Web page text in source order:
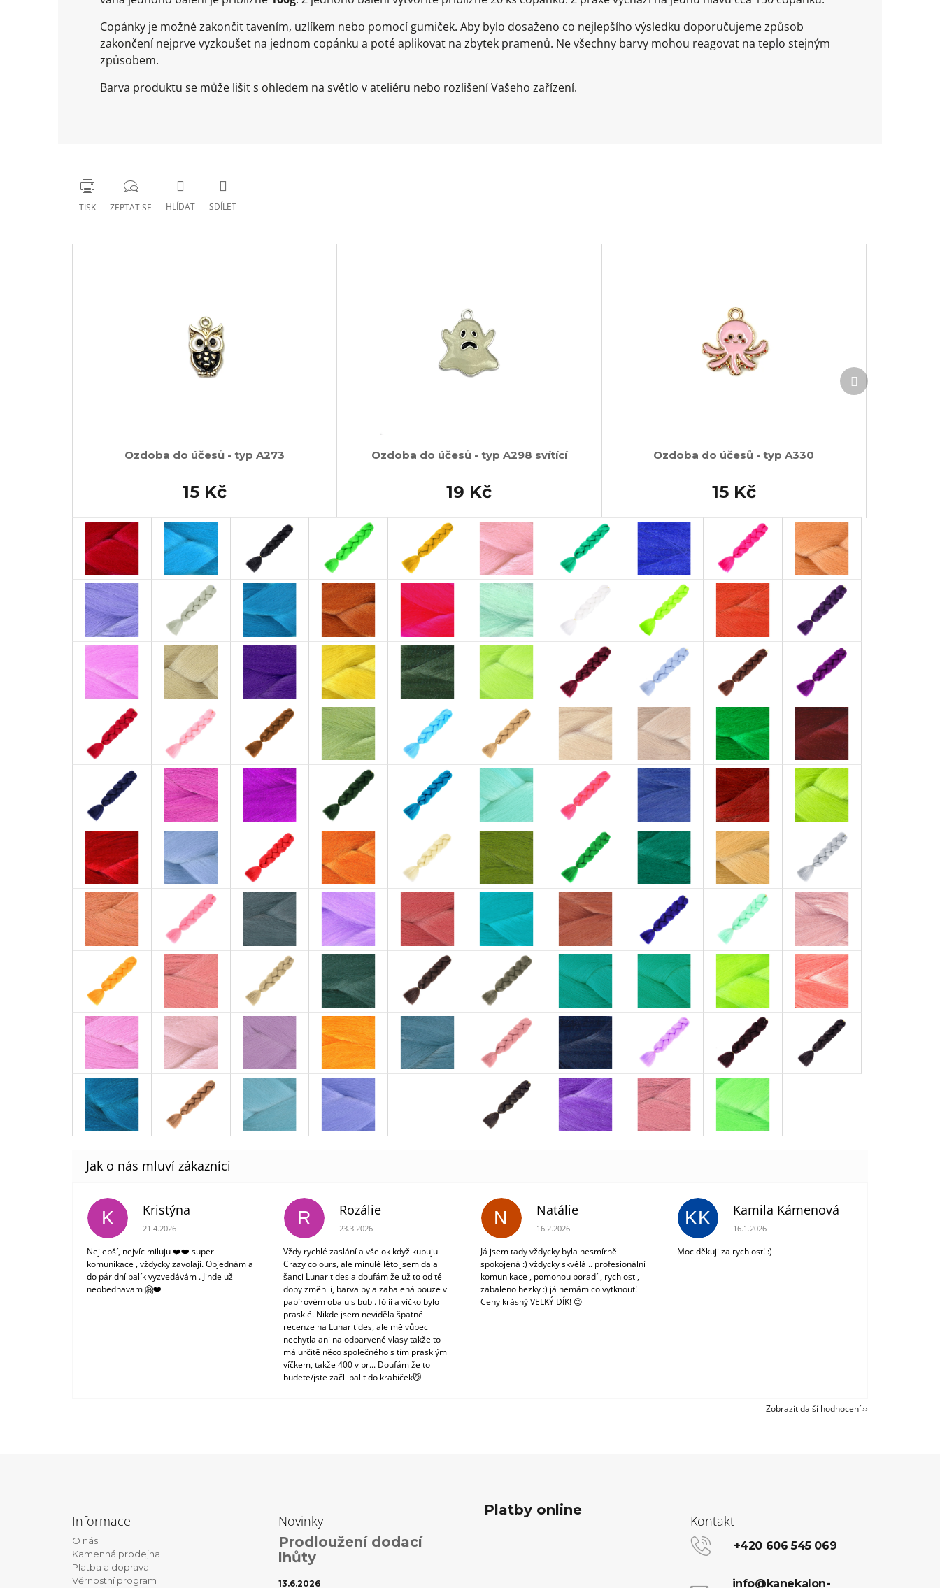
Copánky je možné zakončit tavením, uzlíkem nebo pomocí gumiček. Aby bylo dosaženo co nejlepšího výsledku doporučujeme způsob
zakončení nejprve vyzkoušet na jednom copánku a poté aplikovat na zbytek pramenů. Ne všechny barvy mohou reagovat na teplo stejným
způsobem.
Barva produktu se může lišit s ohledem na světlo v ateliéru nebo rozlišení Vašeho zařízení.
TISK ZEPTAT SE HLÍDAT SDÍLET
Ozdoba do účesů - typ A273
15 Kč
Ozdoba do účesů - typ A298 svítící
19 Kč
Ozdoba do účesů - typ A330
15 Kč
Další
produkt
K Kristýna
Hodnocení obchodu je 5 z 5 hvězdiček.
21.4.2026
Nejlepší, nejvíc miluju ❤️❤️ super
komunikace , vždycky zavolají. Objednám a
do pár dní balík vyzvedávám . Jinde už
neobednavam 🤗❤️
R Rozálie
Hodnocení obchodu je 3 z 5 hvězdiček.
23.3.2026
Vždy rychlé zaslání a vše ok když kupuju
Crazy colours, ale minulé léto jsem dala
šanci Lunar tides a doufám že už to od té
doby změnili, barva byla zabalená pouze v
papírovém obalu s bubl. fólii a víčko bylo
prasklé. Nikde jsem neviděla špatné
recenze na Lunar tides, ale mě vůbec
nechytla ani na odbarvené vlasy takže to
má určitě něco společného s tím prasklým
víčkem, takže 400 v pr... Doufám že to
budete/jste začli balit do krabiček😼
N Natálie
Hodnocení obchodu je 5 z 5 hvězdiček.
16.2.2026
Já jsem tady vždycky byla nesmírně
spokojená :) vždycky skvělá .. profesionální
komunikace , pomohou poradí , rychlost ,
zabaleno hezky :) já nemám co vytknout!
Ceny krásný VELKÝ DÍK! 😉
KK Kamila Kámenová
Hodnocení obchodu je 5 z 5 hvězdiček.
16.1.2026
Moc děkuji za rychlost! :)
Zobrazit další hodnocení
Informace
O nás
Kamenná prodejna
Platba a doprava
Věrnostní program
Novinky
Prodloužení dodací
lhůty
13.6.2026
Platby online
Kontakt
+420 606 545 069
info@kanekalon-